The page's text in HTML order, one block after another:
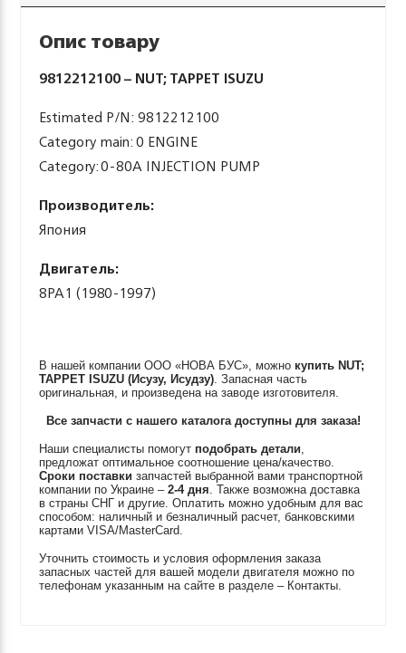
Опис товару
9812212100 – NUT; TAPPET ISUZU
Estimated P/N: 9812212100
Category main: 0 ENGINE
Category: 0-80A INJECTION PUMP
Производитель:
Япония
Двигатель:
8PA1 (1980-1997)
В нашей компании ООО «НОВА БУС», можно купить NUT;
TAPPET ISUZU (Исузу, Исудзу). Запасная часть
оригинальная, и произведена на заводе изготовителя.
Все запчасти с нашего каталога доступны для заказа!
Наши специалисты помогут подобрать детали,
предложат оптимальное соотношение цена/качество.
Сроки поставки запчастей выбранной вами транспортной
компании по Украине –2-4 дня. Также возможна доставка
в страны СНГ и другие. Оплатить можно удобным для вас
способом: наличный и безналичный расчет, банковскими
картами VISA/MasterCard.
Уточнить стоимость и условия оформления заказа
запасных частей для вашей модели двигателя можно по
телефонам указанным на сайте в разделе – Контакты.